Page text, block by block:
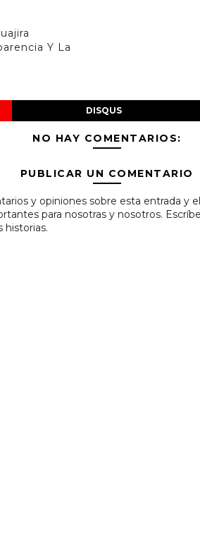
Y La
DISQUS
NO HAY COMENTARIOS:
PUBLICAR UN COMENTARIO
y opiniones sobre esta entrada y
para nosotras y nosotros.
historias.